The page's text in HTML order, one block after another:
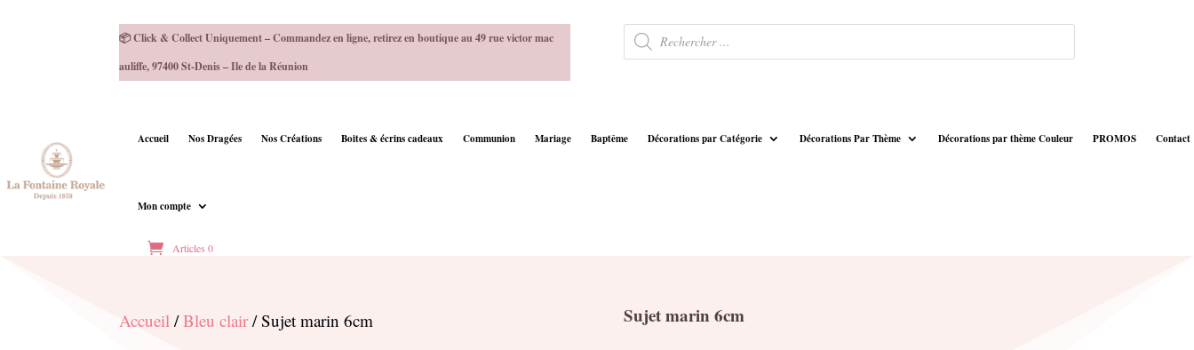
📦 Click & Collect Uniquement – Commandez en ligne, retirez en boutique au 49 rue victor mac
auliffe, 97400 St-Denis – Ile de la Réunion
Recherche
de
produits
Accueil Nos Dragées Nos Créations Boites & écrins cadeaux Communion Mariage Baptême Décorations par Catégorie Décorations Par Thème Décorations par thème Couleur PROMOS Contact
Mon compte
Articles 0
Accueil /Bleu clair / Sujet marin 6cm Sujet marin 6cm